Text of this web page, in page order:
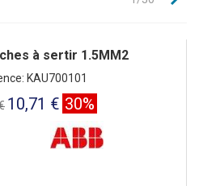
à sertir 1.5MM2
KAU700101
10,71 € 30%